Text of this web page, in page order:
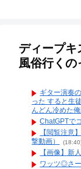
ディープキ
風俗行くの
ギター演奏
った すると生
んどん冷めた
ChatGPTで
【閲覧注
撃動画）
【画像】新
ワッツ◎さ